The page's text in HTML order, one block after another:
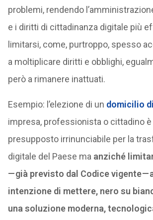
problemi, rendendo
e i diritti di cittadinanza digitale più
limitarsi, come, purtroppo, spesso
a moltiplicare diritti e obblighi,
però a rimanere inattuati.
Esempio: l’elezione di un domicilio
impresa, professionista o cittadino è
presupposto irrinunciabile per la
digitale del Paese ma anziché
— già previsto dal Codice vigente —
intenzione di mettere, nero su
una soluzione moderna,